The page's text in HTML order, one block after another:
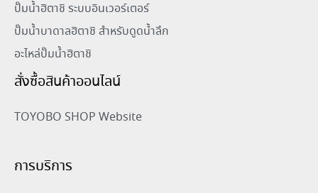
ปั๊มน้ำฮิตาชิ ระบบอินเวอร์เตอร์
ปั๊มน้ำบาดาลฮิตาชิ สำหรับดูดน้ำลึก
อะไหล่ปั๊มน้ำฮิตาชิ
สั่งซื้อสินค้าออนไลน์
TOYOBO SHOP Website
การบริการ